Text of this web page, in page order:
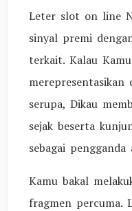
Leter slot on line
sinyal premi
terkait. Kalau
serupa, Dikau
sejak beserta
sebagai
Kamu bakal
fragmen percuma.